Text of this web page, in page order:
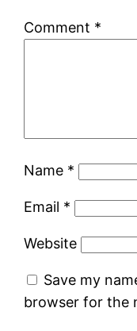
Comment *
Name *
Email *
Website
Save my
browser for the